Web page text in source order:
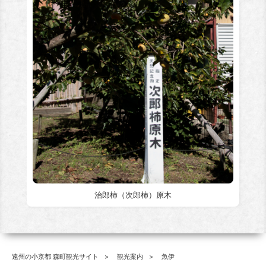
治郎柿（次郎柿）原木
遠州の小京都 森町観光サイト 観光案内 魚伊